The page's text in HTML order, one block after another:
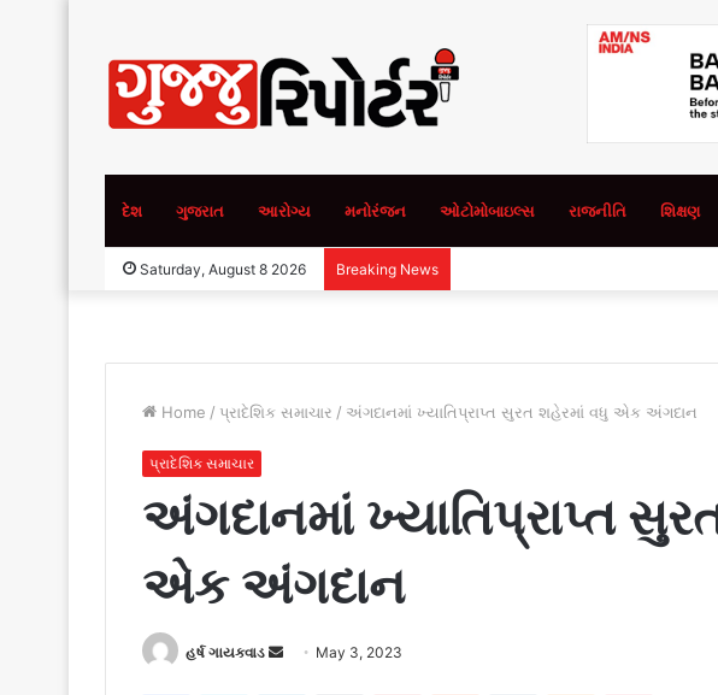
દેશ ગુજરાત આરોગ્ય મનોરંજન ઓટોમોબાઇલ્સ રાજનીતિ શિક્ષણ
Saturday, August 8 2026 Breaking News
Home / પ્રાદેશિક સમાચાર / અંગદાનમાં ખ્યાતિપ્રાપ્ત સુરત શહેરમાં વધુ એક અંગદાન
પ્રાદેશિક સમાચાર
અંગદાનમાં ખ્યાતિપ્રાપ્ત
એક અંગદાન
હર્ષ ગાયક્વાડ May 3, 2023